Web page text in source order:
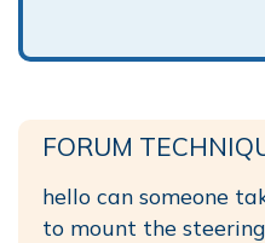
FORUM
hello can someone
to mount the